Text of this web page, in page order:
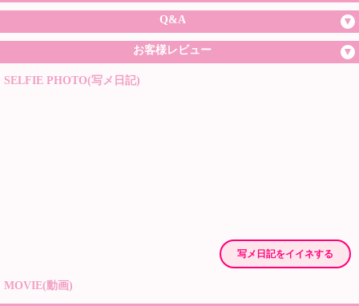
Q&A
お客様レビュー
SELFIE PHOTO(写メ日記)
写メ日記をイイネする
MOVIE(動画)